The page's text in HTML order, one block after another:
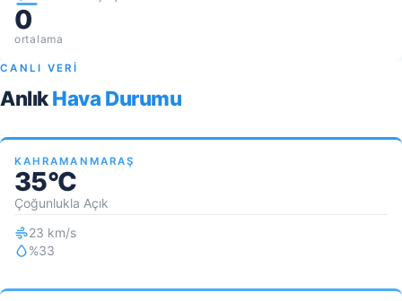
0
ortalama
CANLI VERİ
AnlıkHava Durumu
KAHRAMANMARAŞ
35°C
Çoğunlukla Açık
23 km/s
%33